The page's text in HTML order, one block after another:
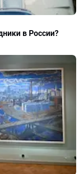
в России?